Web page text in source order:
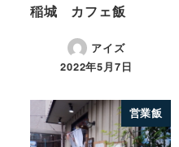
稲城 カフェ飯
アイズ
2022年5月7日
営業飯